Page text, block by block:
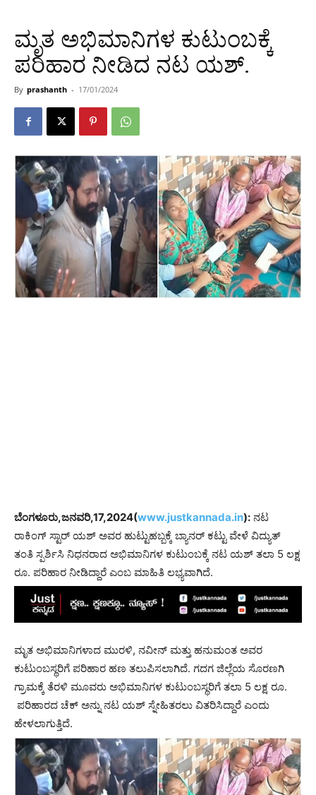
ಮೃತ ಅಭಿಮಾನಿಗಳ ಕುಟುಂಬಕ್ಕೆ
ಪರಿಹಾರ ನೀಡಿದ ನಟ ಯಶ್.
By prashanth - 17/01/2024
ಬೆಂಗಳೂರು,ಜನವರಿ,17,2024(www.justkannada.in): ನಟ
ರಾಕಿಂಗ್ ಸ್ಟಾರ್ ಯಶ್ ಅವರ ಹುಟ್ಟುಹಬ್ಬಕ್ಕೆ ಬ್ಯಾನರ್ ಕಟ್ಟು ವೇಳೆ ವಿದ್ಯುತ್
ತಂತಿ ಸ್ಪರ್ಶಿಸಿ ನಿಧನರಾದ ಅಭಿಮಾನಿಗಳ ಕುಟುಂಬಕ್ಕೆ ನಟ ಯಶ್ ತಲಾ 5 ಲಕ್ಷ
ರೂ. ಪರಿಹಾರ ನೀಡಿದ್ದಾರೆ ಎಂಬ ಮಾಹಿತಿ ಲಭ್ಯವಾಗಿದೆ.
ಮೃತ ಅಭಿಮಾನಿಗಳಾದ ಮುರಳಿ, ನವೀನ್​ ಮತ್ತು ಹನುಮಂತ ಅವರ
ಕುಟುಂಬಸ್ಥರಿಗೆ ಪರಿಹಾರ ಹಣ ತಲುಪಿಸಲಾಗಿದೆ. ಗದಗ ಜಿಲ್ಲೆಯ ಸೊರಣಗಿ
ಗ್ರಾಮಕ್ಕೆ ತೆರಳಿ ಮೂವರು ಅಭಿಮಾನಿಗಳ ಕುಟುಂಬಸ್ಥರಿಗೆ ತಲಾ 5 ಲಕ್ಷ ರೂ.
ಪರಿಹಾರದ ಚೆಕ್ ಅನ್ನು ನಟ ಯಶ್ ಸ್ನೇಹಿತರಲು ವಿತರಿಸಿದ್ದಾರೆ ಎಂದು
ಹೇಳಲಾಗುತ್ತಿದೆ.